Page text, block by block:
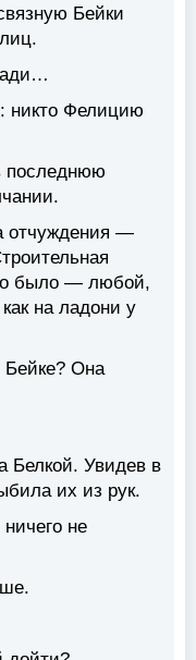
Бейки
никто Фелицию
последнюю
отчуждения —
было — любой,
на ладони у
Бейке? Она
Белкой. Увидев в
их из рук.
не